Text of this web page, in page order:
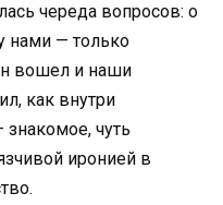
череда вопросов: о
нами — только
вошел и наши
как внутри
знакомое, чуть
иронией в